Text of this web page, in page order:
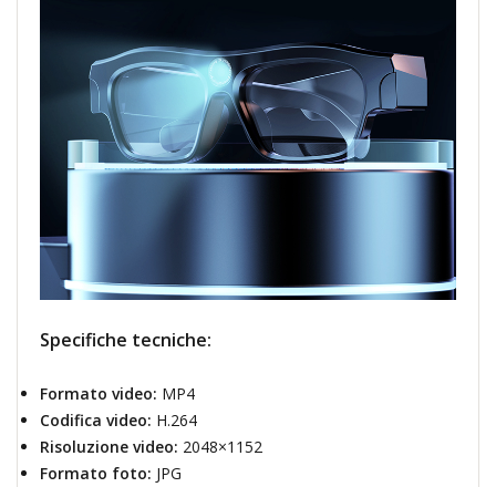
Specifiche tecniche:
Formato video: MP4
Codifica video: H.264
Risoluzione video: 2048×1152
Formato foto: JPG